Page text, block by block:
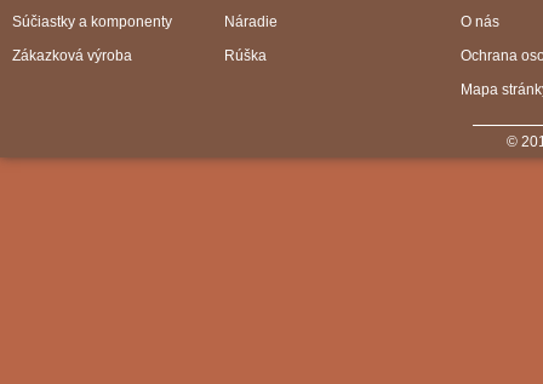
Súčiastky a komponenty
Zákazková výroba
Náradie
Rúška
O nás
Ochrana
Mapa
©